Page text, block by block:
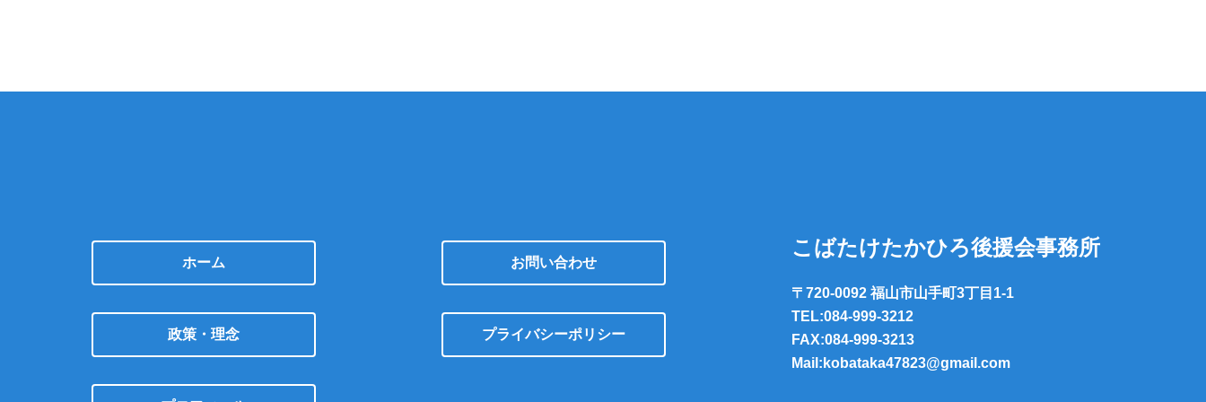
ホーム
政策・理念
お問い合わせ
プライバシーポリシー
こばたけたかひろ後援会事務所
〒720-0092 福山市山手町3丁目1-1
TEL:084-999-3212
FAX:084-999-3213
Mail:kobataka47823@gmail.com